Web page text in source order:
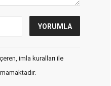
imla kuralları ile